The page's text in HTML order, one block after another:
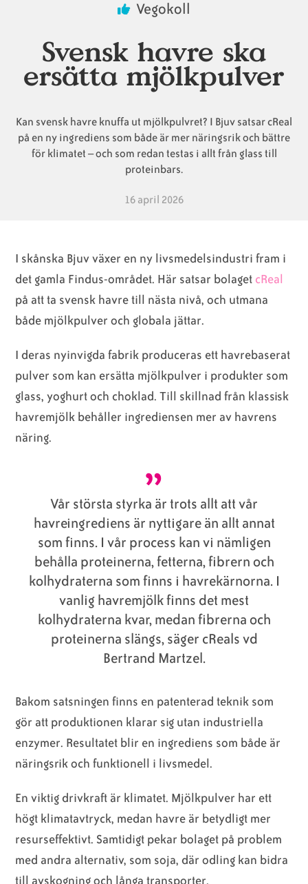
ingredienserkonsumentlistor
frågor
Veganska
substitut
Veganska
certifieringar
Vegokoll
Svensk havre ska
ersätta mjölkpulver
Kan svensk havre knuffa ut mjölkpulvret? I Bjuv satsar cReal
på en ny ingrediens som både är mer näringsrik och bättre
för klimatet – och som redan testas i allt från glass till
proteinbars.
16 april 2026
I skånska Bjuv växer en ny livsmedelsindustri fram i
det gamla Findus-området. Här satsar bolaget cReal
på att ta svensk havre till nästa nivå, och utmana
både mjölkpulver och globala jättar.
I deras nyinvigda fabrik produceras ett havrebaserat
pulver som kan ersätta mjölkpulver i produkter som
glass, yoghurt och choklad. Till skillnad från klassisk
havremjölk behåller ingrediensen mer av havrens
näring.
Vår största styrka är trots allt att vår
havreingrediens är nyttigare än allt annat
som finns. I vår process kan vi nämligen
behålla proteinerna, fetterna, fibrern och
kolhydraterna som finns i havrekärnorna. I
vanlig havremjölk finns det mest
kolhydraterna kvar, medan fibrerna och
proteinerna slängs, säger cReals vd
Bertrand Martzel.
Bakom satsningen finns en patenterad teknik som
gör att produktionen klarar sig utan industriella
enzymer. Resultatet blir en ingrediens som både är
näringsrik och funktionell i livsmedel.
En viktig drivkraft är klimatet. Mjölkpulver har ett
högt klimatavtryck, medan havre är betydligt mer
resurseffektivt. Samtidigt pekar bolaget på problem
med andra alternativ, som soja, där odling kan bidra
till avskogning och långa transporter.